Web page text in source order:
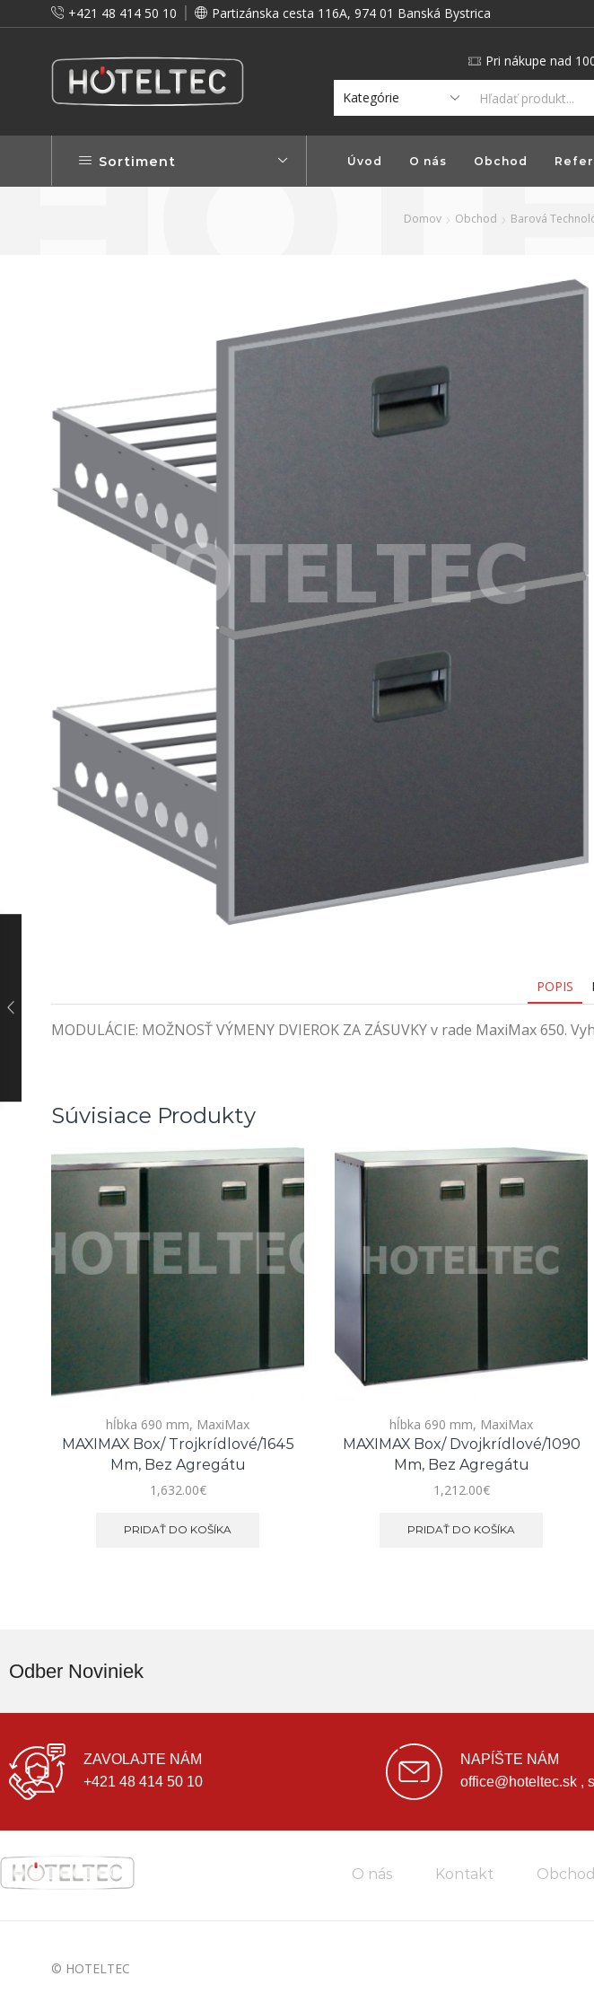
+421 48 414 50 10 Partizánska cesta 116A, 974 01 Banská Bystrica
a preto vám prinášame vernostné zľavy! Pri nákupe nad
Sortiment Úvod O nás Obchod
Domov Obchod Barová
POPIS
MODULÁCIE: MOŽNOSŤ VÝMENY DVIEROK ZA ZÁSUVKY v rade MaxiMax 650.
Súvisiace Produkty
hĺbka 690 mm, MaxiMax
MAXIMAX Box/ Trojkrídlové/1645
Mm, Bez Agregátu
1,632.00€
PRIDAŤ DO KOŠÍKA
hĺbka 690 mm, MaxiMax
MAXIMAX Box/ Dvojkrídlové/1090
Mm, Bez Agregátu
1,212.00€
PRIDAŤ DO KOŠÍKA
Odber Noviniek
ZAVOLAJTE NÁM
+421 48 414 50 10
NAPÍŠTE NÁM
office@hoteltec.sk ,
O nás Kontakt
© HOTELTEC